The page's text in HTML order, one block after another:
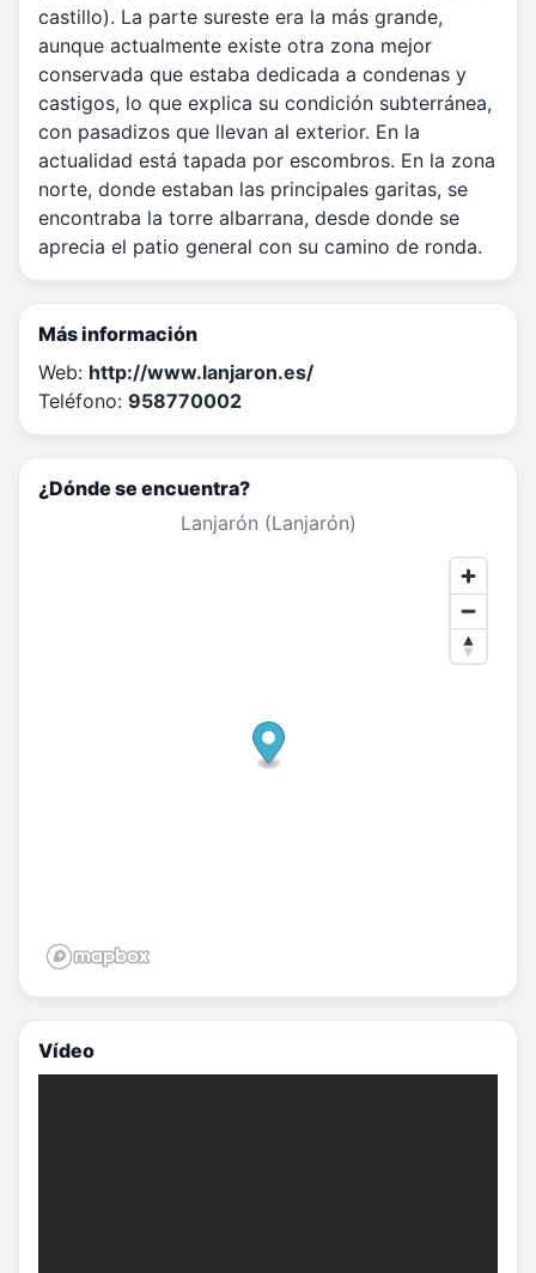
castillo). La parte sureste era la más grande,
aunque actualmente existe otra zona mejor
conservada que estaba dedicada a condenas y
castigos, lo que explica su condición subterránea,
con pasadizos que llevan al exterior. En la
actualidad está tapada por escombros. En la zona
norte, donde estaban las principales garitas, se
encontraba la torre albarrana, desde donde se
aprecia el patio general con su camino de ronda.
Más información
Web: http://www.lanjaron.es/
Teléfono: 958770002
¿Dónde se encuentra?
Lanjarón (Lanjarón)
Vídeo